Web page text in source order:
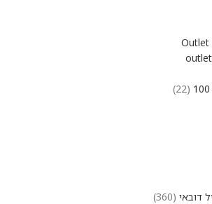
22
דובאי 360